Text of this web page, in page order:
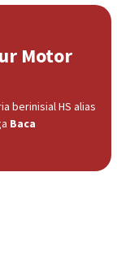
Motor
berinisial HS alias
Baca